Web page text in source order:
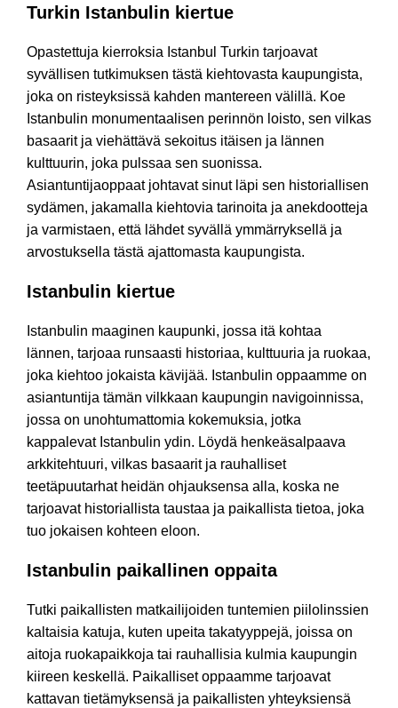
Turkin Istanbulin kiertue
Opastettuja kierroksia Istanbul Turkin tarjoavat
syvällisen tutkimuksen tästä kiehtovasta kaupungista,
joka on risteyksissä kahden mantereen välillä. Koe
Istanbulin monumentaalisen perinnön loisto, sen vilkas
basaarit ja viehättävä sekoitus itäisen ja lännen
kulttuurin, joka pulssaa sen suonissa.
Asiantuntijaoppaat johtavat sinut läpi sen historiallisen
sydämen, jakamalla kiehtovia tarinoita ja anekdootteja
ja varmistaen, että lähdet syvällä ymmärryksellä ja
arvostuksella tästä ajattomasta kaupungista.
Istanbulin kiertue
Istanbulin maaginen kaupunki, jossa itä kohtaa
lännen, tarjoaa runsaasti historiaa, kulttuuria ja ruokaa,
joka kiehtoo jokaista kävijää. Istanbulin oppaamme on
asiantuntija tämän vilkkaan kaupungin navigoinnissa,
jossa on unohtumattomia kokemuksia, jotka
kappalevat Istanbulin ydin. Löydä henkeäsalpaava
arkkitehtuuri, vilkas basaarit ja rauhalliset
teetäpuutarhat heidän ohjauksensa alla, koska ne
tarjoavat historiallista taustaa ja paikallista tietoa, joka
tuo jokaisen kohteen eloon.
Istanbulin paikallinen oppaita
Tutki paikallisten matkailijoiden tuntemien piilolinssien
kaltaisia katuja, kuten upeita takatyyppejä, joissa on
aitoja ruokapaikkoja tai rauhallisia kulmia kaupungin
kiireen keskellä. Paikalliset oppaamme tarjoavat
kattavan tietämyksensä ja paikallisten yhteyksiensä